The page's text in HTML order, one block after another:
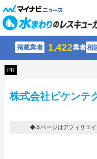
掲載業者 1,422業者相
PR
株式会社ビケンテ
◆本ページはアフィリエイ